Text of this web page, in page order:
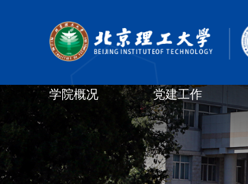
学院概况 党建工作